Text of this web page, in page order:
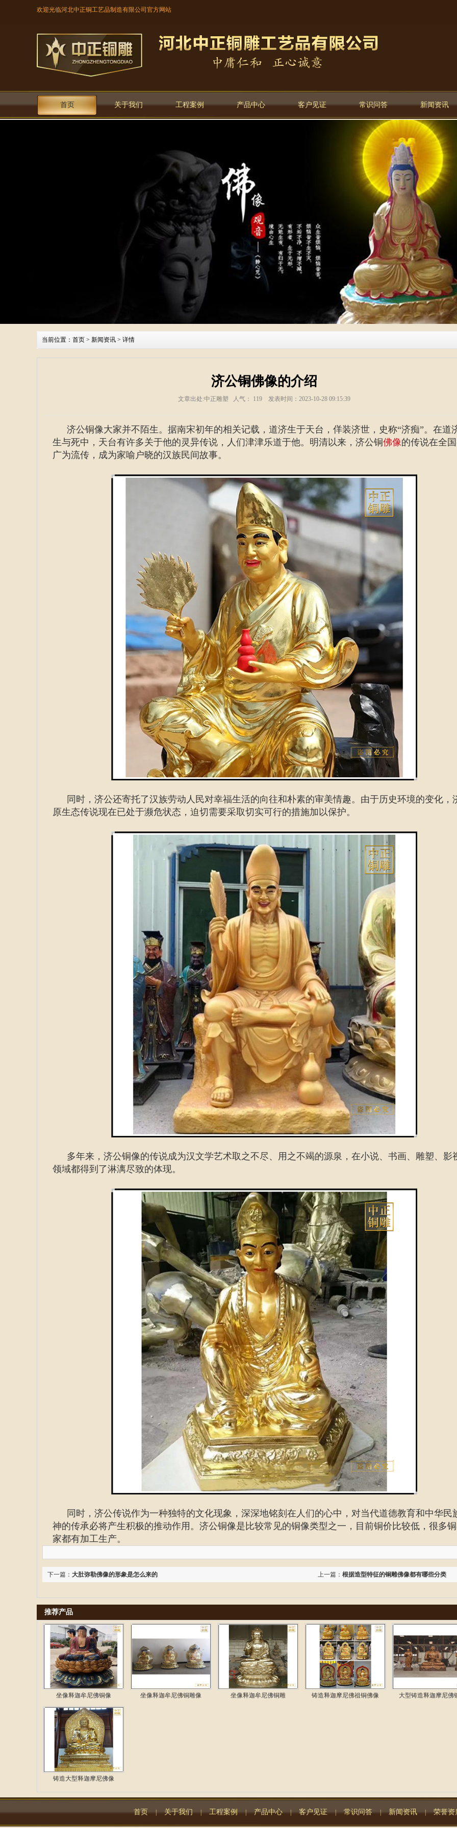
欢迎光临河北中正铜工艺品制造有限公司官方网站
首页 关于我们 工程案例 产品中心 客户见证 常识问答 新闻资讯
当前位置： 首页 > 新闻资讯 > 详情
济公铜佛像的介绍
文章出处:中正雕塑 人气： 119 发表时间：2023-10-28 09:15:39
济公铜像大家并不陌生。据南宋初年的相关记载，道济生于天台，佯装济世，史称“济痴”。在道
生与死中，天台有许多关于他的灵异传说，人们津津乐道于他。明清以来，济公铜佛像的传说在全
广为流传，成为家喻户晓的汉族民间故事。
同时，济公还寄托了汉族劳动人民对幸福生活的向往和朴素的审美情趣。由于历史环境的变化，
原生态传说现在已处于濒危状态，迫切需要采取切实可行的措施加以保护。
多年来，济公铜像的传说成为汉文学艺术取之不尽、用之不竭的源泉，在小说、书画、雕塑、影
领域都得到了淋漓尽致的体现。
同时，济公传说作为一种独特的文化现象，深深地铭刻在人们的心中，对当代道德教育和中华民
神的传承必将产生积极的推动作用。济公铜像是比较常见的铜像类型之一，目前铜价比较低，很多
家都有加工生产。
上一篇： 根据造型特征的铜雕佛像都有哪些分类
下一篇： 大肚弥勒佛像的形象是怎么来的
推荐产品
坐像释迦牟尼佛铜像 坐像释迦牟尼佛铜雕像 坐像释迦牟尼佛铜雕 铸造释迦摩尼佛祖铜佛像 大型铸造释迦摩尼佛
铸造大型释迦摩尼佛像
首页 | 关于我们 | 工程案例 | 产品中心 | 客户见证 | 常识问答 | 新闻资讯 | 荣誉资